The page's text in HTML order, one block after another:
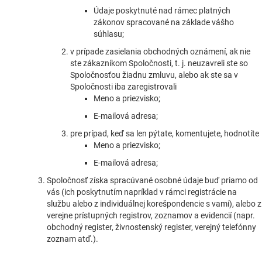
Údaje poskytnuté nad rámec platných
zákonov spracované na základe vášho
súhlasu;
v prípade zasielania obchodných oznámení, ak nie
ste zákazníkom Spoločnosti, t. j. neuzavreli ste so
Spoločnosťou žiadnu zmluvu, alebo ak ste sa v
Spoločnosti iba zaregistrovali
Meno a priezvisko;
E-mailová adresa;
pre prípad, keď sa len pýtate, komentujete, hodnotíte
Meno a priezvisko;
E-mailová adresa;
Spoločnosť získa spracúvané osobné údaje buď priamo od
vás (ich poskytnutím napríklad v rámci registrácie na
službu alebo z individuálnej korešpondencie s vami), alebo z
verejne prístupných registrov, zoznamov a evidencií (napr.
obchodný register, živnostenský register, verejný telefónny
zoznam atď.).